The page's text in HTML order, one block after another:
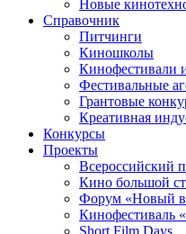
Новые
Справочник
Питчинги
Киношколы
Кинофестивали
Фестивальные
Грантовые
Креативная
Конкурсы
Проекты
Всероссийский
Кино большой
Форум «Новый
Кинофестиваль
Short Film Days